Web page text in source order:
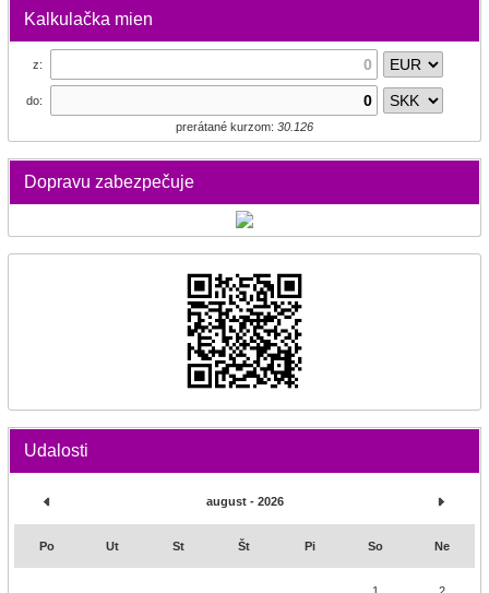
Kalkulačka mien
z:
do:
prerátané kurzom: 30.126
Dopravu zabezpečuje
Udalosti
august - 2026
Po Ut St Št Pi So Ne